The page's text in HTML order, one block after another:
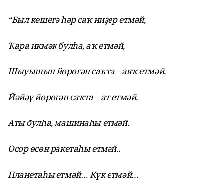
“Был кешегә һәр саҡ ниҙер етмәй,
Ҡара икмәк булһа, аҡ етмәй,
Шыуышып йөрөгән саҡта – аяҡ етмәй,
Йәйәү йөрөгән саҡта – ат етмәй,
Аты булһа, машинаһы етмәй.
Осор өсөн ракетаһы етмәй..
Планетаһы етмәй… Күк етмәй…